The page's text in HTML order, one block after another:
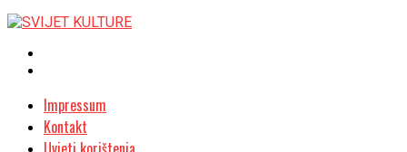
Impressum
Kontakt